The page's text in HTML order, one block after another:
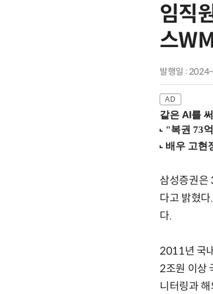
임직
스
발행일 :
같은 AI를
삼성증권은
다고 밝혔
다.
2011년 국
2조원 이상
니터링과